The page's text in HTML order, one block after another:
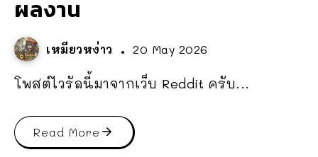
ผลงาน
เหมียวหง่าว 20 May 2026
โพสต์ไวรัลนี้มาจากเว็บ Reddit ครับ...
Read More